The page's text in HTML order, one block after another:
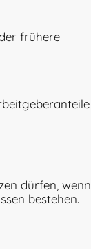
frühere
dürfen, wenn
bestehen.